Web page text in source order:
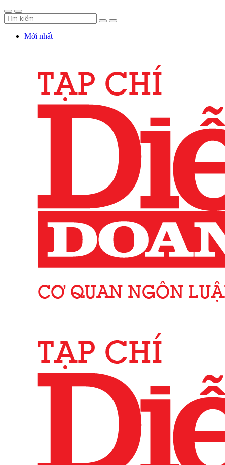
Mới nhất